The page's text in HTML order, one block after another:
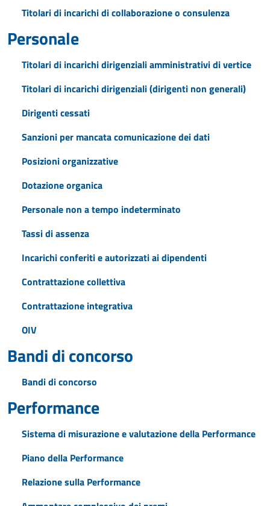
Titolari di incarichi di collaborazione o consulenza
Personale
Titolari di incarichi dirigenziali amministrativi di vertice
Titolari di incarichi dirigenziali (dirigenti non generali)
Dirigenti cessati
Sanzioni per mancata comunicazione dei dati
Posizioni organizzative
Dotazione organica
Personale non a tempo indeterminato
Tassi di assenza
Incarichi conferiti e autorizzati ai dipendenti
Contrattazione collettiva
Contrattazione integrativa
OIV
Bandi di concorso
Bandi di concorso
Performance
Sistema di misurazione e valutazione della Performance
Piano della Performance
Relazione sulla Performance